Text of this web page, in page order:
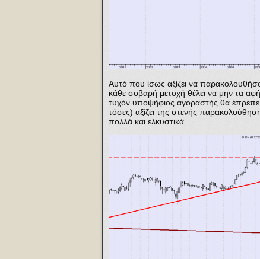
Αυτό που ίσως αξίζει να
κάθε σοβαρή μετοχή θέλει να μην τα
τυχόν υποψήφιος αγοραστής θα έπρεπε
τόσες) αξίζει της στενής
πολλά και ελκυστικά.